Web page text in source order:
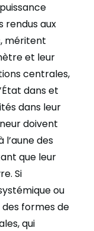
rendus aux
méritent
et leur
centrales,
dans et
dans leur
doivent
des
que leur
Si
ou
formes de
qui